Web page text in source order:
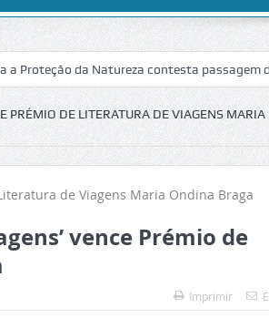
da Natureza contesta passagem da Volta
PRÉMIO DE LITERATURA DE VIAGENS MARIA
vence Prémio de
Imprimir